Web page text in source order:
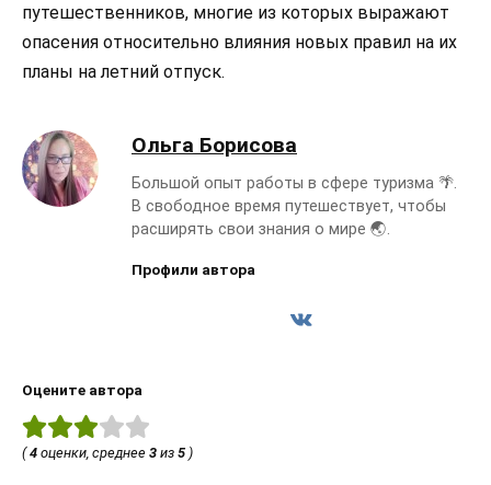
путешественников, многие из которых выражают
опасения относительно влияния новых правил на их
планы на летний отпуск.
Ольга Борисова
Большой опыт работы в сфере туризма 🌴.
В свободное время путешествует, чтобы
расширять свои знания о мире 🌏.
Профили автора
Оцените автора
(4 оценки, среднее 3 из 5 )